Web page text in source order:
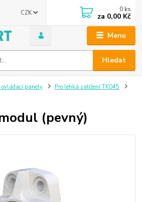
Menu
CZK
Hledat
0 ks
za 0,00 Kč
ovládací panely
Pro lehká zatížení TK045
(pevný)